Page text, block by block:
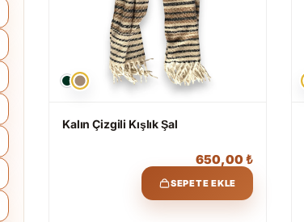
Kalın Çizgili Kışlık Şal
650,00₺
SEPETE EKLE